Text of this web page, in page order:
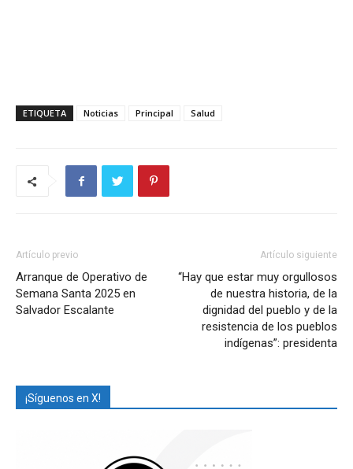
ETIQUETA Noticias Principal Salud
Artículo previo
Arranque de Operativo de
Semana Santa 2025 en
Salvador Escalante
Artículo siguiente
“Hay que estar muy orgullosos
de nuestra historia, de la
dignidad del pueblo y de la
resistencia de los pueblos
indígenas”: presidenta
¡Síguenos en X!